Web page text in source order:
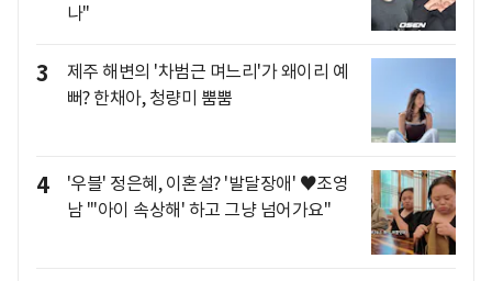
나"
3
제주 해변의 '차범근 며느리'가 왜이리 예
뻐? 한채아, 청량미 뿜뿜
4
'우블' 정은혜, 이혼설? '발달장애' ♥조영
남 "'아이 속상해' 하고 그냥 넘어가요"